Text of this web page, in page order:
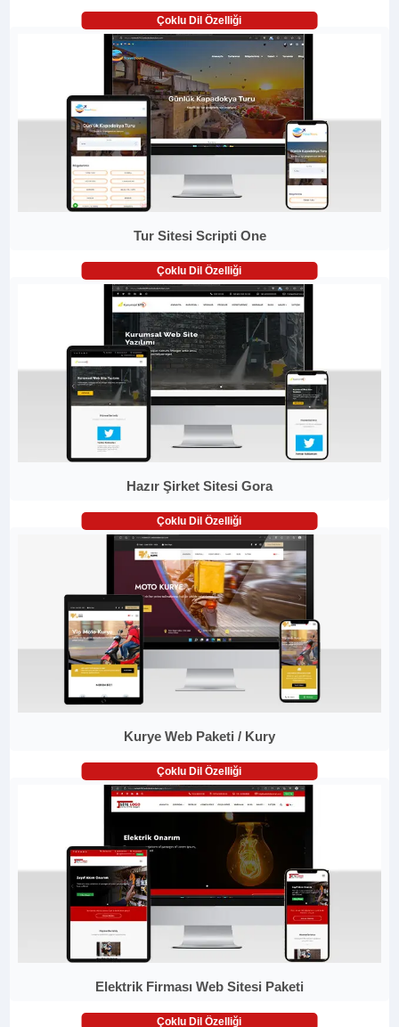
Çoklu Dil Özelliği
Tur Sitesi Scripti One
Çoklu Dil Özelliği
Hazır Şirket Sitesi Gora
Çoklu Dil Özelliği
Kurye Web Paketi / Kury
Çoklu Dil Özelliği
Elektrik Firması Web Sitesi Paketi
Çoklu Dil Özelliği